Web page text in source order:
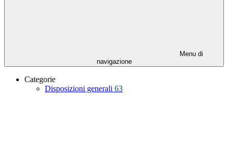
Menu di
navigazione
Categorie
Disposizioni generali 63